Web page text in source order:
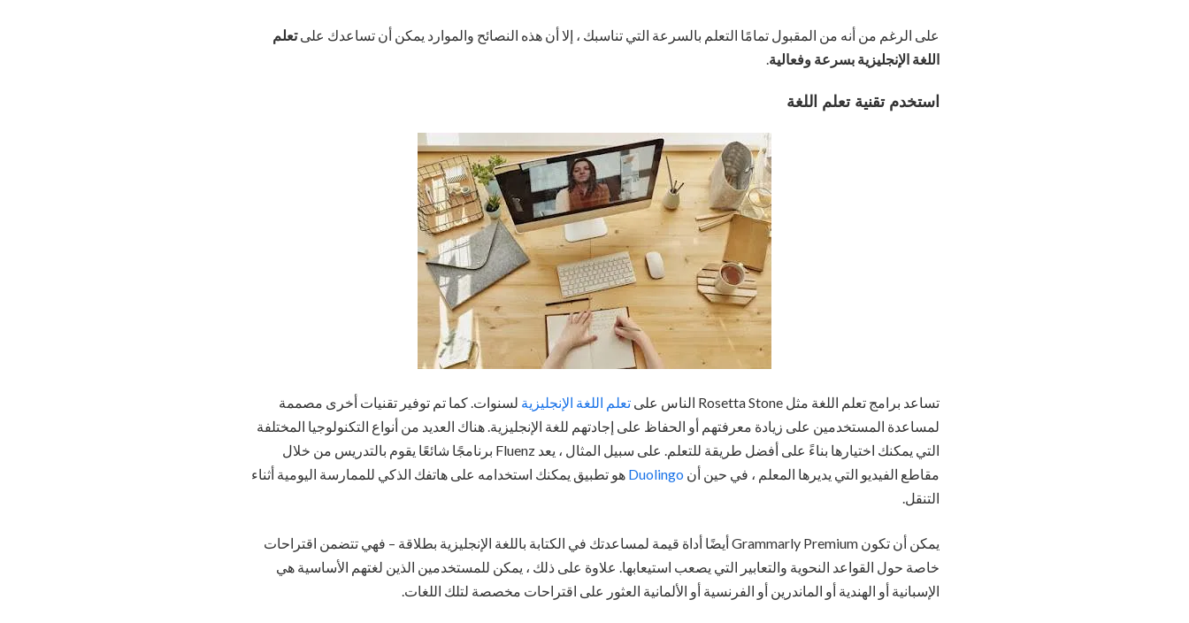
على الرغم من أنه من المقبول تمامًا التعلم بالسرعة التي تناسبك ، إلا أن هذه النصائح والموارد يمكن أن تساعدك علىتعلم
اللغة الإنجليزية بسرعة وفعالية.
استخدم تقنية تعلم اللغة
تساعد برامج تعلم اللغة مثل Rosetta Stone الناس على تعلم اللغة الإنجليزية لسنوات. كما تم توفير تقنيات أخرى مصممة
لمساعدة المستخدمين على زيادة معرفتهم أو الحفاظ على إجادتهم للغة الإنجليزية. هناك العديد من أنواع التكنولوجيا المختلفة
التي يمكنك اختيارها بناءً على أفضل طريقة للتعلم. على سبيل المثال ، يعد Fluenz برنامجًا شائعًا يقوم بالتدريس من خلال
مقاطع الفيديو التي يديرها المعلم ، في حين أن Duolingo هو تطبيق يمكنك استخدامه على هاتفك الذكي للممارسة اليومية أثناء
التنقل.
يمكن أن تكون Grammarly Premium أيضًا أداة قيمة لمساعدتك في الكتابة باللغة الإنجليزية بطلاقة – فهي تتضمن اقتراحات
خاصة حول القواعد النحوية والتعابير التي يصعب استيعابها. علاوة على ذلك ، يمكن للمستخدمين الذين لغتهم الأساسية هي
الإسبانية أو الهندية أو الماندرين أو الفرنسية أو الألمانية العثور على اقتراحات مخصصة لتلك اللغات.